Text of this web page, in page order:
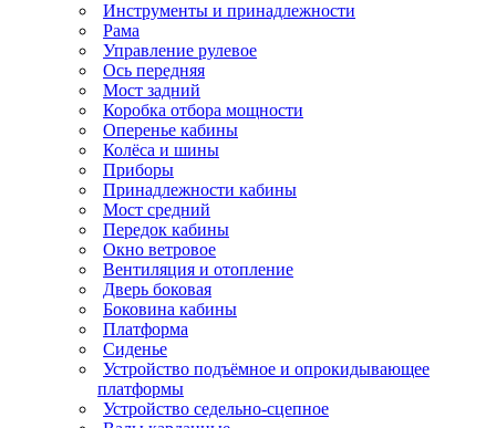
Инструменты и принадлежности
Рама
Управление рулевое
Ось передняя
Мост задний
Коробка отбора мощности
Оперенье кабины
Колёса и шины
Приборы
Принадлежности кабины
Мост средний
Передок кабины
Окно ветровое
Вентиляция и отопление
Дверь боковая
Боковина кабины
Платформа
Сиденье
Устройство подъёмное и опрокидывающее
платформы
Устройство седельно-сцепное